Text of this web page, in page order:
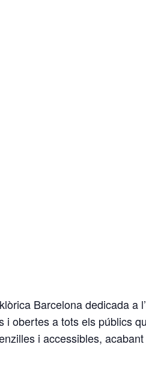
Barcelona dedicada a l’
i obertes a tots els públics
i accessibles,